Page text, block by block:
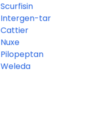
Scurfisin
Intergen-tar
Cattier
Nuxe
Pilopeptan
Weleda